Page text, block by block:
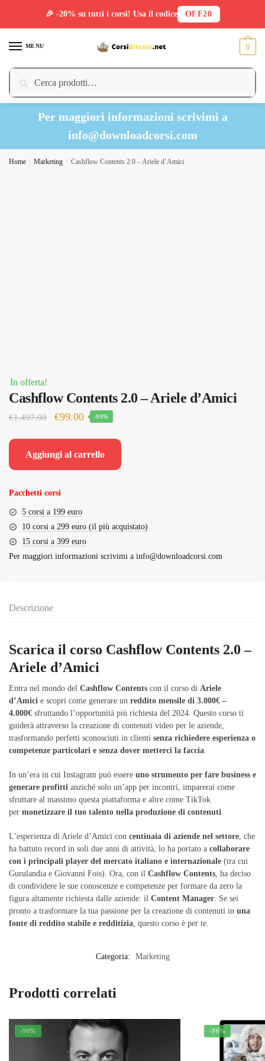
MENU
Cerca:
Cerca
0
Per maggiori informazioni scrivimi a
info@downloadcorsi.com
Home / Marketing / Cashflow Contents 2.0 – Ariele d’Amici
In offerta!
Cashflow Contents 2.0 – Ariele d’Amici
€1,497.00
Il
originale
€99.00Il
attuale
-93%
Aggiungi al carrello
Pacchetti corsi
5 corsi a 199 euro
10 corsi a 299 euro (il più acquistato)
15 corsi a 399 euro
Per maggiori informazioni scrivimi a info@downloadcorsi.com
Descrizione
Scarica il corso Cashflow Contents 2.0 –
Ariele d’Amici
Entra nel mondo del Cashflow Contents con il corso di Ariele
d’Amici e scopri come generare un reddito mensile di 3.000€ –
4.000€ sfruttando l’opportunità più richiesta del 2024. Questo corso ti
guiderà attraverso la creazione di contenuti video per le aziende,
trasformando perfetti sconosciuti in clienti senza richiedere esperienza o
competenze particolari e senza dover metterci la faccia.
In un’era in cui Instagram può essere uno strumento per fare business e
generare profitti anziché solo un’app per incontri, imparerai come
sfruttare al massimo questa piattaforma e altre come TikTok
per monetizzare il tuo talento nella produzione di contenuti.
L’esperienza di Ariele d’Amici con centinaia di aziende nel settore, che
ha battuto record in soli due anni di attività, lo ha portato a collaborare
con i principali player del mercato italiano e internazionale (tra cui
Gurulandia e Giovanni Fois). Ora, con il Cashflow Contents, ha deciso
di condividere le sue conoscenze e competenze per formare da zero la
figura altamente richiesta dalle aziende: il Content Manager. Se sei
pronto a trasformare la tua passione per la creazione di contenuti in una
fonte di reddito stabile e redditizia, questo corso è per te.
Categoria: Marketing
Prodotti correlati
-96% -96%
🎉 -20% su tutti i corsi! Usa il codice OFF20